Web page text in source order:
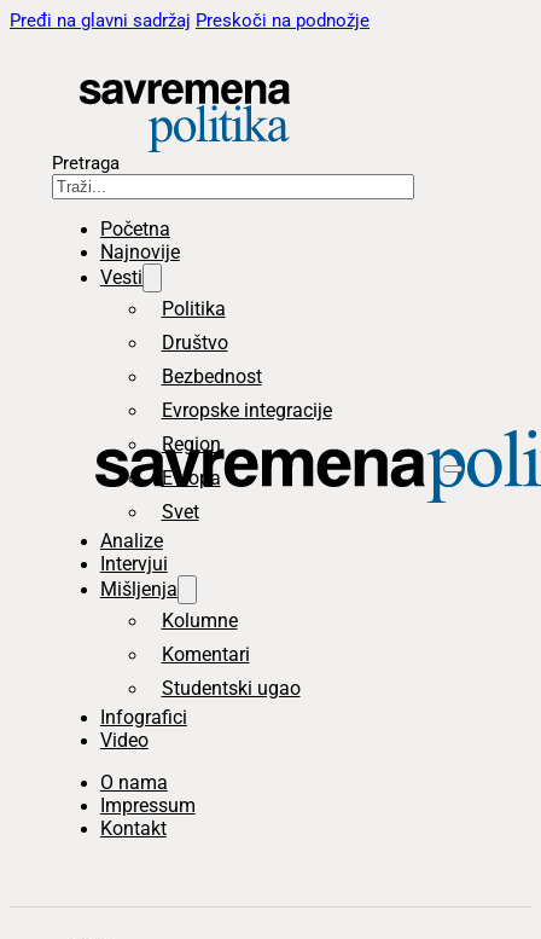
Pređi na glavni sadržaj Preskoči na podnožje
Pretraga
Početna
Najnovije
Vesti
Politika
Društvo
Bezbednost
Evropske integracije
Region
Evropa
Svet
Analize
Intervjui
Mišljenja
Kolumne
Komentari
Studentski ugao
Infografici
Video
O nama
Impressum
Kontakt